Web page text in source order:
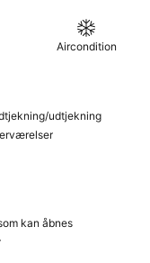
Aircondition
udtjekning
kan åbnes